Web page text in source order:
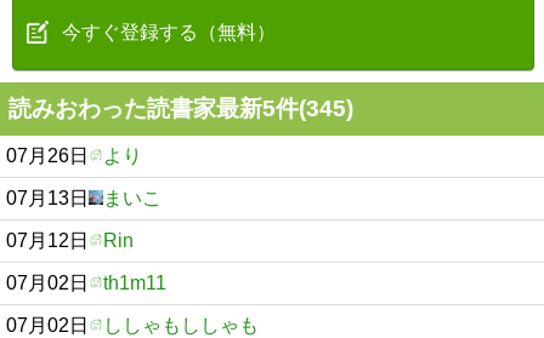
今すぐ登録する（無料）
読みおわった読書家最新5件(345)
07月26日 より
07月13日 まいこ
07月12日 Rin
07月02日 th1m11
07月02日 ししゃもししゃも